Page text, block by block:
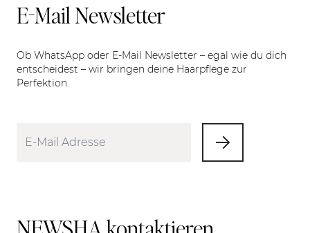
E-Mail Newsletter
Ob WhatsApp oder E-Mail Newsletter – egal wie du dich
entscheidest – wir bringen deine Haarpflege zur
Perfektion.